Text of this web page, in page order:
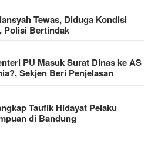
Tewas, Diduga Kondisi
Polisi Bertindak
PU Masuk Surat Dinas ke AS
Sekjen Beri Penjelasan
Taufik Hidayat Pelaku
di Bandung